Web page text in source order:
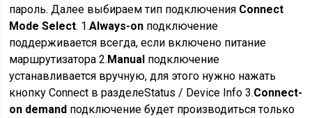
пароль. Далее выбираем тип подключения Connect
Mode Select. 1.Always-on подключение
поддерживается всегда, если включено питание
маршрутизатора 2.Manual подключение
устанавливается вручную, для этого нужно нажать
кнопку Connect в разделеStatus / Device Info 3.Connect-
on demand подключение будет производиться только